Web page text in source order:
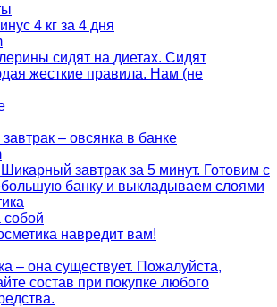
4 кг за 4 дня
сидят на диетах. Сидят
жесткие правила. Нам (не
– овсянка в банке
завтрак за 5 минут. Готовим с
банку и выкладываем слоями
собой
навредит вам!
– она существует. Пожалуйста,
состав при покупке любого